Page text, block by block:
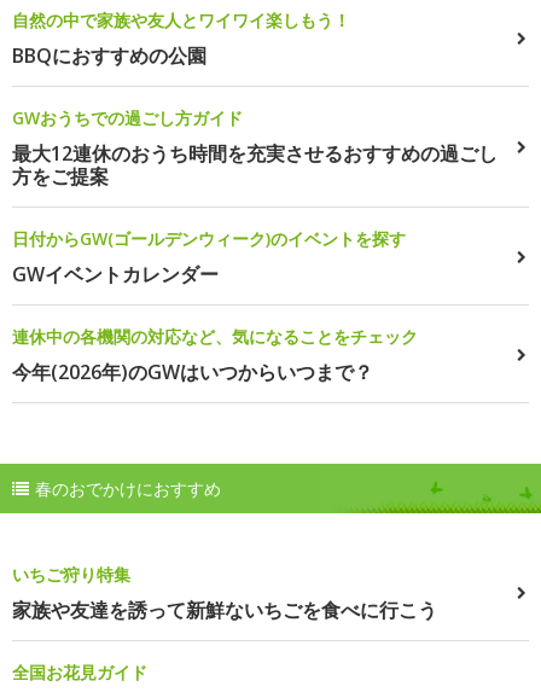
自然の中で家族や友人とワイワイ楽しもう！
BBQにおすすめの公園
GWおうちでの過ごし方ガイド
最大12連休のおうち時間を充実させるおすすめの過ごし
方をご提案
日付からGW(ゴールデンウィーク)のイベントを探す
GWイベントカレンダー
連休中の各機関の対応など、気になることをチェック
今年(2026年)のGWはいつからいつまで？
春のおでかけにおすすめ
いちご狩り特集
家族や友達を誘って新鮮ないちごを食べに行こう
全国お花見ガイド